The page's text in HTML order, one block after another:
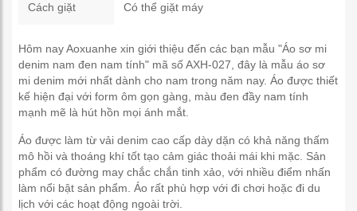
Cách giặt Có thể giặt máy
Hôm nay Aoxuanhe xin giới thiệu đến các bạn mẫu "Áo sơ mi
denim nam đen nam tính" mã số AXH-027, đây là mẫu áo sơ
mi denim mới nhất dành cho nam trong năm nay. Áo được thiết
kế hiện đại với form ôm gọn gàng, màu đen đầy nam tính
mạnh mẽ là hút hồn mọi ánh mắt.
Áo được làm từ vải denim cao cấp dày dặn có khả năng thấm
mô hồi và thoáng khí tốt tạo cảm giác thoải mái khi mặc. Sản
phẩm có đường may chắc chắn tinh xảo, với nhiều điểm nhấn
làm nổi bật sản phẩm. Áo rất phù hợp với đi chơi hoặc đi du
lịch với các hoạt động ngoài trời.